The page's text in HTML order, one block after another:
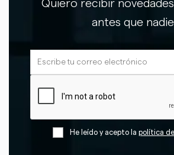
Quiero recibir
antes que nadie
He leído y acepto la política